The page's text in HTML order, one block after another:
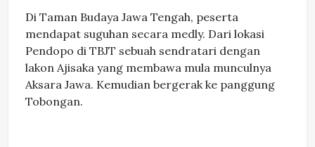
Di Taman Budaya Jawa Tengah, peserta
mendapat suguhan secara medly. Dari lokasi
Pendopo di TBJT sebuah sendratari dengan
lakon Ajisaka yang membawa mula munculnya
Aksara Jawa. Kemudian bergerak ke panggung
Tobongan.